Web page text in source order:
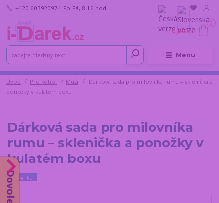
Menu
+420 603920974 Po-Pá, 8-16 hod.
0
0,00 Kč
Úvod Pro koho Muži
Dárková sada pro milovníka rumu – sklenička a
ponožky v kulatém boxu
Dárková sada pro milovníka
rumu – sklenička a ponožky v
kulatém boxu
Novinka